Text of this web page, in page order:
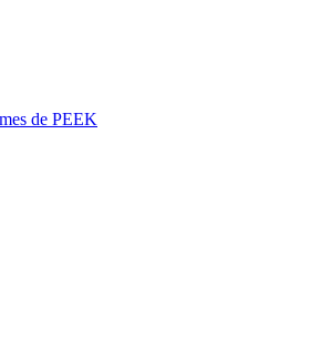
de PEEK